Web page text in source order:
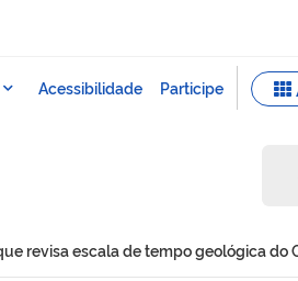
revisa escala de tempo geológica do